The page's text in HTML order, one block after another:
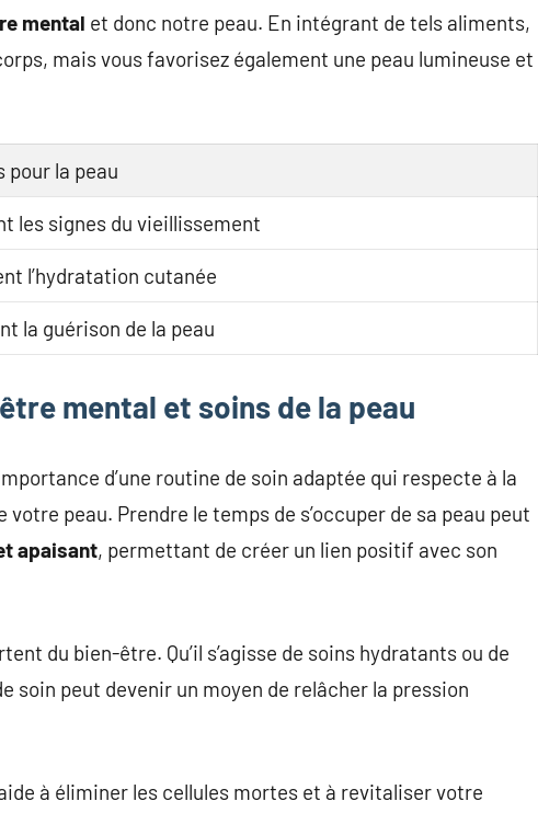
mental et donc notre peau. En intégrant de tels aliments,
mais vous favorisez également une peau lumineuse et
pour la peau
les signes du vieillissement
l’hydratation cutanée
la guérison de la peau
mental et soins de la peau
d’une routine de soin adaptée qui respecte à la
votre peau. Prendre le temps de s’occuper de sa peau peut
apaisant, permettant de créer un lien positif avec son
du bien-être. Qu’il s’agisse de soins hydratants ou de
soin peut devenir un moyen de relâcher la pression
à éliminer les cellules mortes et à revitaliser votre